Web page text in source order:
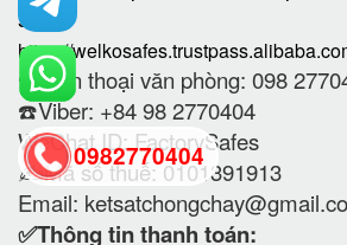
so
https://
☎️Điện thoại văn phòng: 098
☎️Viber: +84 98 2770404
WeChat ID: FactorySafes
✍️Mã số thuế: 0101391913
Email:
✅Thông tin thanh toán:
0982770404